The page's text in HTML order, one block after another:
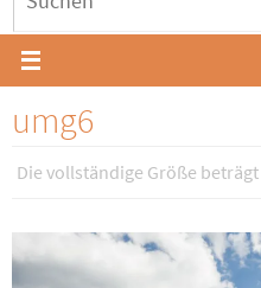
umg6
Die vollständige Größe beträgt